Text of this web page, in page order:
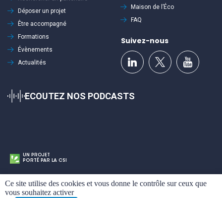
Déposer un projet
Être accompagné
Formations
Évènements
Actualités
Maison de l’Éco
FAQ
Suivez-nous
ECOUTEZ NOS PODCASTS
UN PROJET
PORTÉ PAR LA CSI
Mentions légales Politique de confidentialité Plan du site
Ce site utilise des cookies et vous donne le contrôle sur ceux que
vous souhaitez activer